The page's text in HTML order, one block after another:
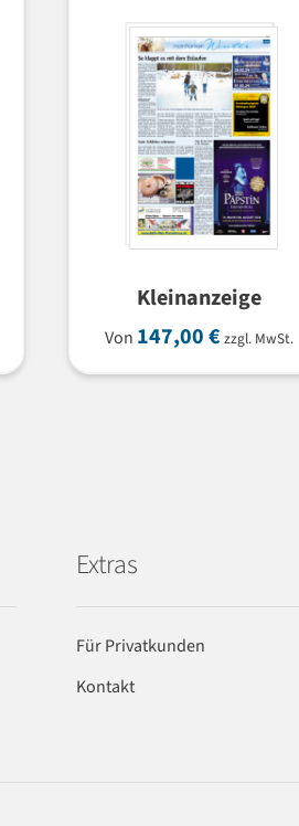
Kleinanzeige
Von 147,00€ zzgl. MwSt.
Extras
Für Privatkunden
Kontakt